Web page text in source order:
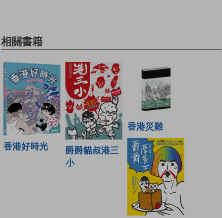
相關書籍
香港好時光
爵爵貓叔港三
小
香港災難